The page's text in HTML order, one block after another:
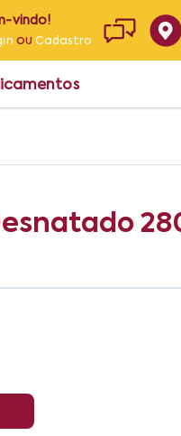
vindo!
ouCadastro